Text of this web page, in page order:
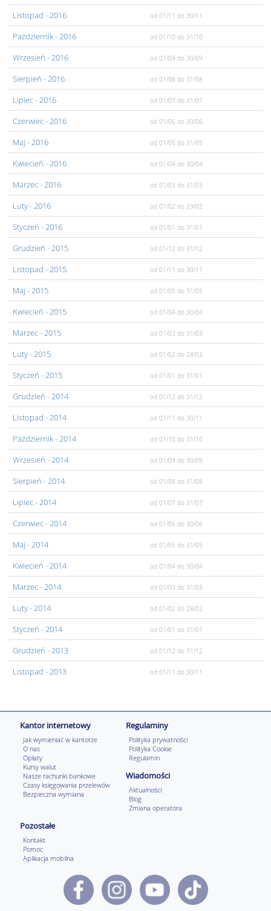
Listopad - 2016 od 01/11 do 30/11
Pażdziernik- 2016 od 01/10 do 31/10
Wrzesień - 2016 od 01/09 do 30/09
Sierpień - 2016 od 01/08 do 31/08
Lipiec- 2016 od 01/07 do 31/07
Czerwiec- 2016 od 01/06 do 30/06
Maj - 2016 od 01/05 do 31/05
Kwiecień - 2016 od 01/04 do 30/04
Marzec- 2016 od 01/03 do 31/03
Luty- 2016 od 01/02 do 29/02
Styczeń - 2016 od 01/01 do 31/01
Grudzień - 2015 od 01/12 do 31/12
Listopad - 2015 od 01/11 do 30/11
Maj - 2015 od 01/05 do 31/05
Kwiecień - 2015 od 01/04 do 30/04
Marzec- 2015 od 01/03 do 31/03
Luty- 2015 od 01/02 do 28/02
Styczeń - 2015 od 01/01 do 31/01
Grudzień - 2014 od 01/12 do 31/12
Listopad - 2014 od 01/11 do 30/11
Pażdziernik- 2014 od 01/10 do 31/10
Wrzesień - 2014 od 01/09 do 30/09
Sierpień - 2014 od 01/08 do 31/08
Lipiec- 2014 od 01/07 do 31/07
Czerwiec- 2014 od 01/06 do 30/06
Maj - 2014 od 01/05 do 31/05
Kwiecień - 2014 od 01/04 do 30/04
Marzec- 2014 od 01/03 do 31/03
Luty- 2014 od 01/02 do 28/02
Styczeń - 2014 od 01/01 do 31/01
Grudzień - 2013 od 01/12 do 31/12
Listopad - 2013 od 01/11 do 30/11
Kantor internetowy
Jak wymieniać w kantorze
O nas
Opłaty
Kursy walut
Nasze rachunki bankowe
Czasy księgowania przelewów
Bezpieczna wymiana
Regulaminy
Polityka prywatności
Polityka Cookie
Regulamin
Wiadomości
Aktualności
Blog
Zmiana operatora
Pozostałe
Kontakt
Pomoc
Aplikacja mobilna